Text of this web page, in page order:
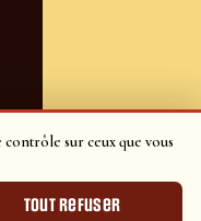
contrôle sur ceux que vous
Tout refuser